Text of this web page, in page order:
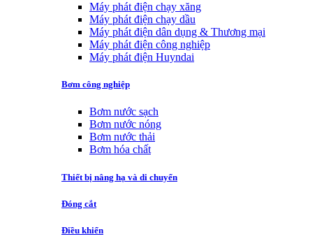
Máy phát điện chạy xăng
Máy phát điện chạy dầu
Máy phát điện dân dụng & Thương mại
Máy phát điện công nghiệp
Máy phát điện Huyndai
Bơm công nghiệp
Bơm nước sạch
Bơm nước nóng
Bơm nước thải
Bơm hóa chất
Thiết bị nâng hạ và di chuyển
Đóng cắt
Điều khiển